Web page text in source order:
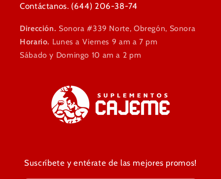
Contáctanos. (644) 206-38-74
Dirección. Sonora #339 Norte, Obregón, Sonora
Horario. Lunes a Viernes 9 am a 7 pm
Sábado y Domingo 10 am a 2 pm
Suscríbete y entérate de las mejores promos!